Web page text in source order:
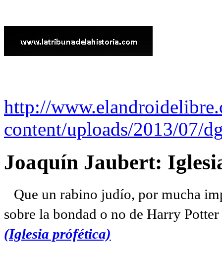
http://
content/uploads/2013/07/
Joaquín Jaubert:
Que un rabino judío, por mucha
sobre la bondad o no de Harry
(Iglesia prófética)